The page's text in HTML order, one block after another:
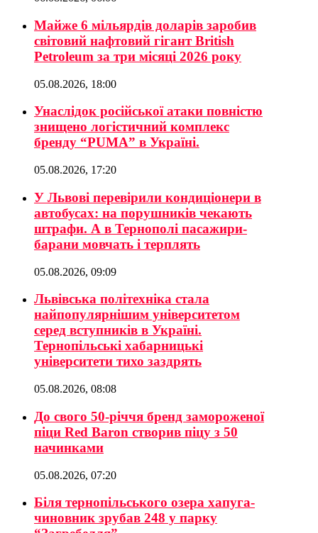
Майже 6 мільярдів доларів заробив
світовий нафтовий гігант British
Petroleum за три місяці 2026 року
05.08.2026, 18:00
Унаслідок російської атаки повністю
знищено логістичний комплекс
бренду “PUMA” в Україні.
05.08.2026, 17:20
У Львові перевірили кондиціонери в
автобусах: на порушників чекають
штрафи. А в Тернополі пасажири-
барани мовчать і терплять
05.08.2026, 09:09
Львівська політехніка стала
найпопулярнішим університетом
серед вступників в Україні.
Тернопільські хабарницькі
університети тихо заздрять
05.08.2026, 08:08
До свого 50-річчя бренд замороженої
піци Red Baron створив піцу з 50
начинками
05.08.2026, 07:20
Біля тернопільського озера хапуга-
чиновник зрубав 248 у парку